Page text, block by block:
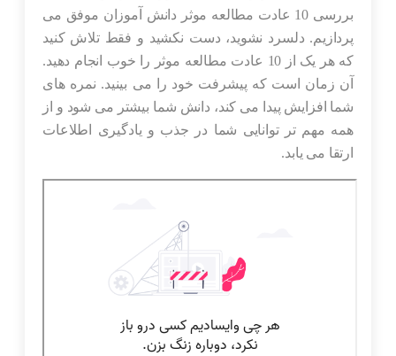
بررسی 10 عادت مطالعه موثر دانش آموزان موفق می
پردازیم. دلسرد نشوید، دست نکشید و فقط تلاش کنید
که هر یک از 10 عادت مطالعه موثر را خوب انجام دهید.
آن زمان است که پیشرفت خود را می بینید. نمره های
شما افزایش پیدا می کند، دانش شما بیشتر می شود و از
همه مهم تر توانایی شما در جذب و یادگیری اطلاعات
ارتقا می یابد.